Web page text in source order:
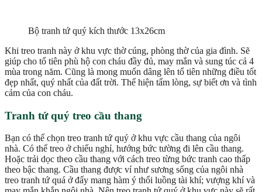
Bộ tranh tứ quý kích thước 13x26cm
Khi treo tranh này ở khu vực thờ cúng, phòng thờ của gia đình. Sẽ
giúp cho tổ tiên phù hộ con cháu đầy đủ, may mắn và sung túc cả 4
mùa trong năm. Cũng là mong muốn dâng lên tổ tiên những điều tốt
đẹp nhất, quý nhất của đất trời. Thể hiện tấm lòng, sự biết ơn và tình
cảm của con cháu.
Tranh tứ quý treo cầu thang
Bạn có thể chọn treo tranh tứ quý ở khu vực cầu thang của ngôi
nhà. Có thể treo ở chiếu nghỉ, hướng bức tường đi lên cầu thang.
Hoặc trải dọc theo cầu thang với cách treo từng bức tranh cao thấp
theo bậc thang. Cầu thang được ví như sương sống của ngôi nhà
treo tranh tứ quá ở đấy mang hàm ý thổi luồng tài khí; vượng khí và